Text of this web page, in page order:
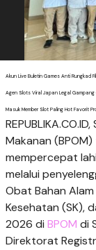
Akun Live Buletin Games Anti Rungkad
Agen Slots Viral Japan Legal Gampang
Masuk Member Slot Paling Hot Favorit
Makanan
mempercepat
melalui
Obat Bahan Alam
Kesehatan (SK),
2026 di BPOM di
Direktorat